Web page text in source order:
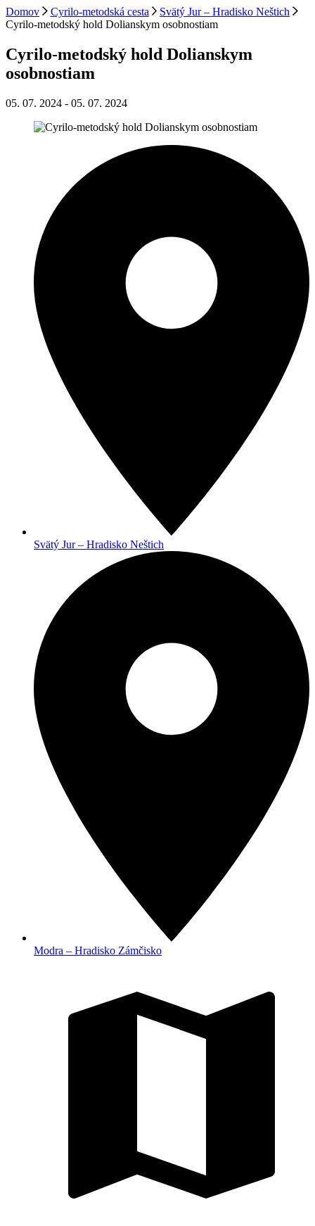
Domov Cyrilo-metodská cesta
Svätý Jur – Hradisko Neštich
Cyrilo-metodský hold Dolianskym osobnostiam
Cyrilo-metodský hold Dolianskym
osobnostiam
05. 07. 2024 - 05. 07. 2024
Svätý Jur – Hradisko Neštich
Modra – Hradisko Zámčisko